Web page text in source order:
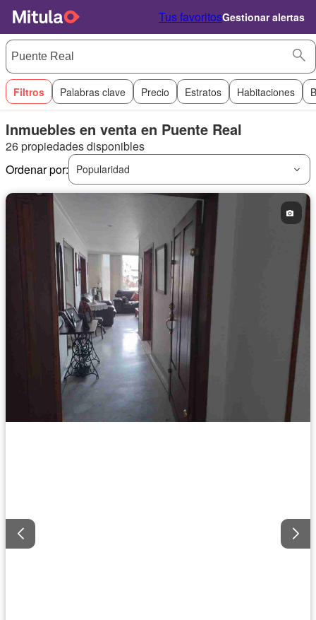
Tus favoritosGestionar alertas
Filtros Palabras clave Precio Estratos Habitaciones
Inmuebles en venta en Puente Real
26 propiedades disponibles
Ordenar por:
Popularidad